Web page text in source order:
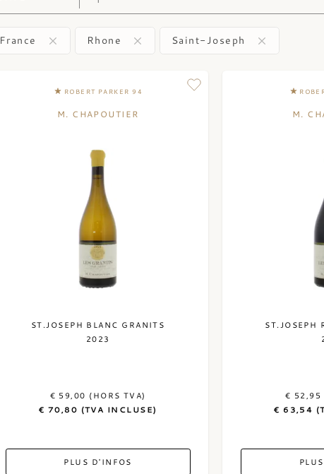
France Rhone Saint-Joseph
ROBERT PARKER 94
M. CHAPOUTIER
ST.JOSEPH BLANC GRANITS
2023
€ 59,00 (HORS TVA)
€ 70,80 (TVA INCLUSE)
PLUS D'INFOS
M.
ST.JOSEPH
€ 52,95
€ 63,54